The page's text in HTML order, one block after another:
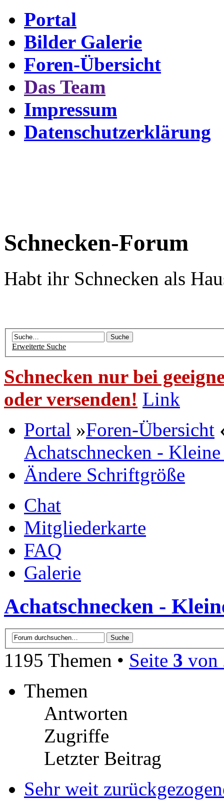
Portal
Bilder Galerie
Foren-Übersicht
Das Team
Impressum
Datenschutzerklärung
Schnecken-Forum
Habt ihr Schnecken als
Erweiterte Suche
Schnecken nur bei
oder versenden! Link
Portal »Foren-Übersicht
Achatschnecken -
Ändere Schriftgröße
Chat
Mitgliederkarte
FAQ
Galerie
Achatschnecken -
1195 Themen • Seite 3 von
Themen
Antworten
Zugriffe
Letzter Beitrag
Sehr weit